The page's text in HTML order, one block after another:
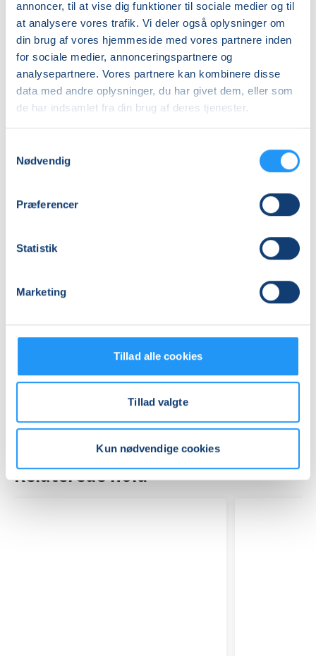
annoncer, til at vise dig funktioner til sociale medier og til
at analysere vores trafik. Vi deler også oplysninger om
din brug af vores hjemmeside med vores partnere inden
for sociale medier, annonceringspartnere og
analysepartnere. Vores partnere kan kombinere disse
data med andre oplysninger, du har givet dem, eller som
de har indsamlet fra din brug af deres tjenester.
Nødvendig
Præferencer
Statistik
Marketing
Tillad alle cookies
Tillad valgte
Kun nødvendige cookies
Nummer
262222
Første mødegang
onsdag 19.08.2026, kl. 18.00 - 19.15
Antal mødegange
Adresse
(Multilokalet)
Praktiske oplysninger
Mødegange
Relaterede hold